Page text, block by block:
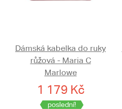
Dámská kabelka do ruky
růžová - Maria C
Marlowe
1 179 Kč
poslední!